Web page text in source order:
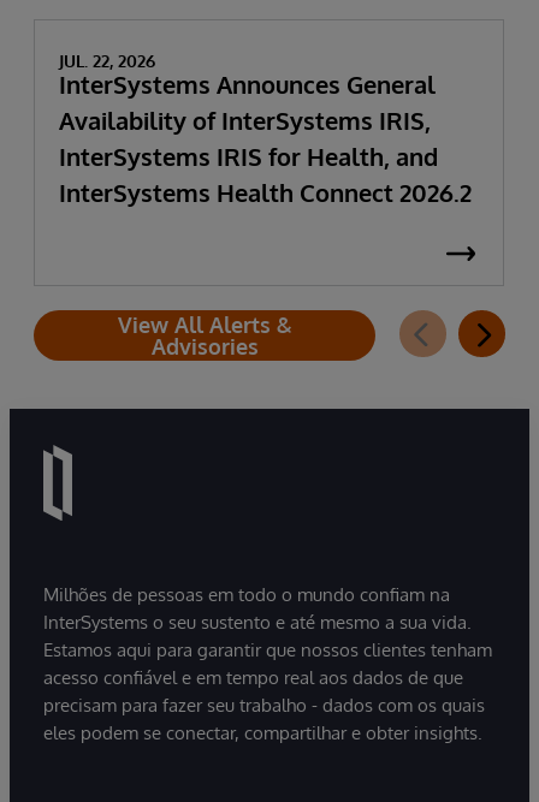
JUL. 22, 2026
InterSystems Announces General
Availability of InterSystems IRIS,
InterSystems IRIS for Health, and
InterSystems Health Connect 2026.2
View All Alerts &
Advisories
Milhões de pessoas em todo o mundo confiam na
InterSystems o seu sustento e até mesmo a sua vida.
Estamos aqui para garantir que nossos clientes tenham
acesso confiável e em tempo real aos dados de que
precisam para fazer seu trabalho - dados com os quais
eles podem se conectar, compartilhar e obter insights.